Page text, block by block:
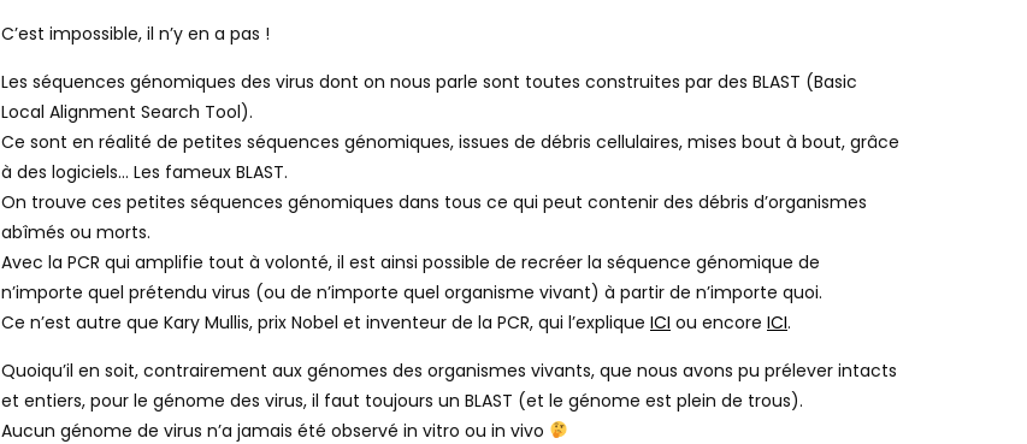
C’est impossible, il n’y en a pas !
Les séquences génomiques des virus dont on nous parle sont toutes construites par des BLAST (Basic
Local Alignment Search Tool).
Ce sont en réalité de petites séquences génomiques, issues de débris cellulaires, mises bout à bout, grâce
à des logiciels… Les fameux BLAST.
On trouve ces petites séquences génomiques dans tous ce qui peut contenir des débris d’organismes
abîmés ou morts.
Avec la PCR qui amplifie tout à volonté, il est ainsi possible de recréer la séquence génomique de
n’importe quel prétendu virus (ou de n’importe quel organisme vivant) à partir de n’importe quoi.
Ce n’est autre que Kary Mullis, prix Nobel et inventeur de la PCR, qui l’explique ICI ou encore ICI.
Quoiqu’il en soit, contrairement aux génomes des organismes vivants, que nous avons pu prélever intacts
et entiers, pour le génome des virus, il faut toujours un BLAST (et le génome est plein de trous).
Aucun génome de virus n’a jamais été observé in vitro ou in vivo